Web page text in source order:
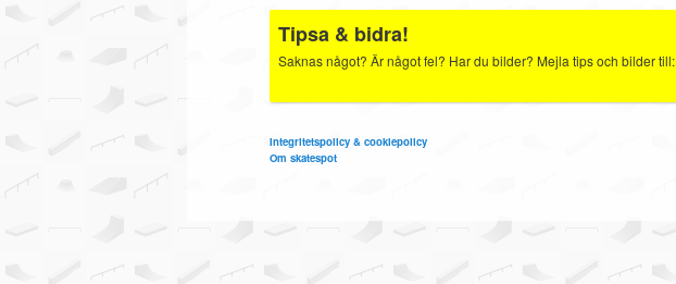
Tipsa & bidra!
Saknas något? Är något fel? Har du bilder? Mejla tips och bilder till:
Integritetspolicy & cookiepolicy
Om skatespot